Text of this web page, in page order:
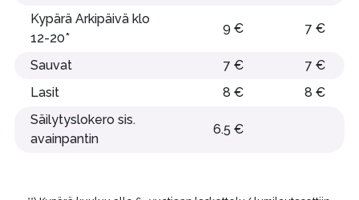
Kypärä Arkipäivä klo
12-20*
9 € 7 €
Sauvat 7 €
7 €
Lasit
8 €
8 €
Säilytyslokero sis.
avainpantin
6.5 €